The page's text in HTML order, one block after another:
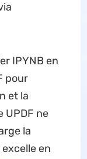
IPYNB en
pour
et la
UPDF ne
la
excelle en